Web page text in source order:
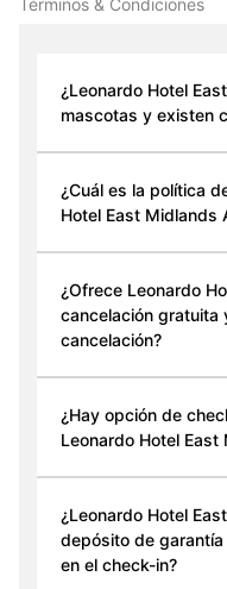
Términos & Condiciones
¿Leonardo Hotel
mascotas y existen
¿Cuál es la política
Hotel East Midlands
¿Ofrece Leonardo
cancelación gratuita
cancelación?
¿Hay opción de
Leonardo Hotel
¿Leonardo Hotel
depósito de
en el check-in?